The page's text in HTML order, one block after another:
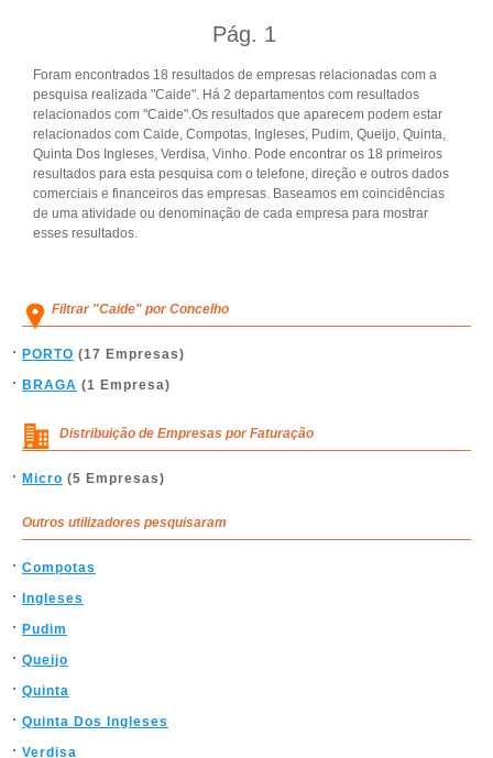
Pág. 1
Foram encontrados 18 resultados de empresas relacionadas com a
pesquisa realizada "Caide". Há 2 departamentos com resultados
relacionados com "Caide".Os resultados que aparecem podem estar
relacionados com Caide, Compotas, Ingleses, Pudim, Queijo, Quinta,
Quinta Dos Ingleses, Verdisa, Vinho. Pode encontrar os 18 primeiros
resultados para esta pesquisa com o telefone, direção e outros dados
comerciais e financeiros das empresas. Baseamos em coincidências
de uma atividade ou denominação de cada empresa para mostrar
esses resultados.
Filtrar "Caide" por Concelho
PORTO (17 Empresas)
BRAGA (1 Empresa)
Distribuição de Empresas por Faturação
Micro (5 Empresas)
Outros utilizadores pesquisaram
Compotas
Ingleses
Pudim
Queijo
Quinta
Quinta Dos Ingleses
Verdisa